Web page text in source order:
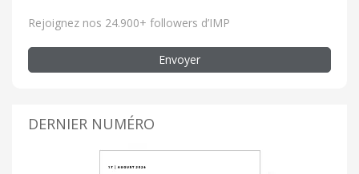
Rejoignez nos 24.900+ followers d’IMP
Envoyer
DERNIER NUMÉRO